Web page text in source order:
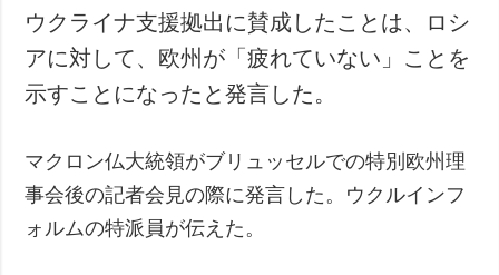
犯罪
事故・緊急事態
追加
インタビュー
写真
動画
サービス
フォトバンク
ウクライナ支援拠出に賛成したことは、ロシ
アに対して、欧州が「疲れていない」ことを
示すことになったと発言した。
マクロン仏大統領がブリュッセルでの特別欧州理
事会後の記者会見の際に発言した。ウクルインフ
ォルムの特派員が伝えた。